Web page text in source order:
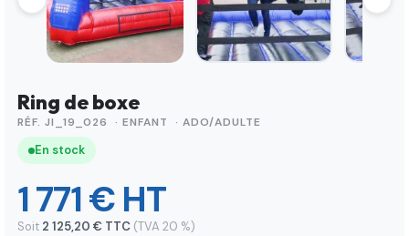
Ring de boxe
RÉF. JI_19_026 · ENFANT · ADO/ADULTE
En stock
1 771 € HT
Soit 2 125,20 € TTC (TVA 20 %)